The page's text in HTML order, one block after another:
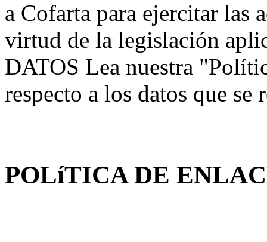
a Cofarta para ejercitar las
virtud de la legislación
DATOS Lea nuestra
respecto a los datos que
POLíTICA DE